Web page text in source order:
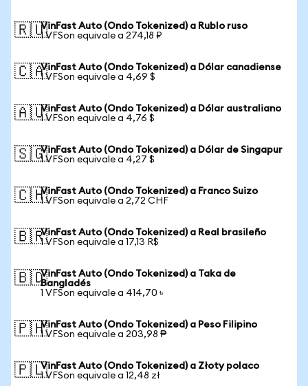
🇷🇺VinFast Auto (Ondo Tokenized) a Rublo ruso
1 VFSon equivale a 274,18 ₽
🇨🇦VinFast Auto (Ondo Tokenized) a Dólar canadiense
1 VFSon equivale a 4,69 $
🇦🇺VinFast Auto (Ondo Tokenized) a Dólar australiano
1 VFSon equivale a 4,76 $
🇸🇬VinFast Auto (Ondo Tokenized) a Dólar de Singapur
1 VFSon equivale a 4,27 $
🇨🇭VinFast Auto (Ondo Tokenized) a Franco Suizo
1 VFSon equivale a 2,72 CHF
🇧🇷VinFast Auto (Ondo Tokenized) a Real brasileño
1 VFSon equivale a 17,13 R$
🇧🇩VinFast Auto (Ondo Tokenized) a Taka de
Bangladés
1 VFSon equivale a 414,70 ৳
🇵🇭VinFast Auto (Ondo Tokenized) a Peso Filipino
1 VFSon equivale a 203,98 ₱
🇵🇱VinFast Auto (Ondo Tokenized) a Złoty polaco
1 VFSon equivale a 12,48 zł